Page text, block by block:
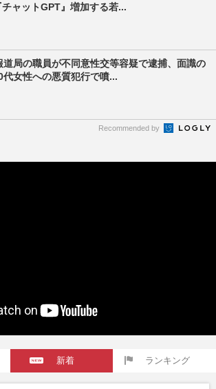
ャットGPT』増加する若...
道局の職員が不同意性交等容疑で逮捕、面識の
代女性への悪質犯行で噴...
Recommended by
新着 ランキング